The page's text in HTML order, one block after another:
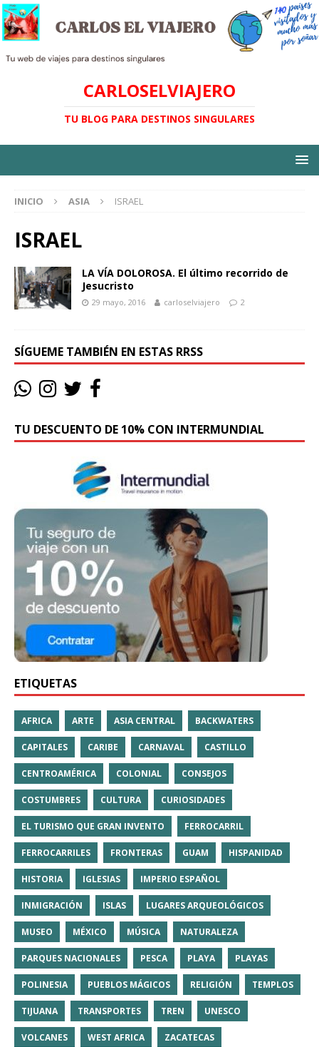
CARLOSELVIAJERO
TU BLOG PARA DESTINOS SINGULARES
INICIO ASIA ISRAEL
ISRAEL
LA VÍA DOLOROSA. El último recorrido de
Jesucristo
29 mayo, 2016 carloselviajero 2
SÍGUEME TAMBIÉN EN ESTAS RRSS
TU DESCUENTO DE 10% CON INTERMUNDIAL
ETIQUETAS
AFRICA ARTE ASIA CENTRAL BACKWATERS
CAPITALES CARIBE CARNAVAL CASTILLO
CENTROAMÉRICA COLONIAL CONSEJOS
COSTUMBRES CULTURA CURIOSIDADES
EL TURISMO QUE GRAN INVENTO FERROCARRIL
FERROCARRILES FRONTERAS GUAM HISPANIDAD
HISTORIA IGLESIAS IMPERIO ESPAÑOL
INMIGRACIÓN ISLAS LUGARES ARQUEOLÓGICOS
MUSEO MÉXICO MÚSICA NATURALEZA
PARQUES NACIONALES PESCA PLAYA PLAYAS
POLINESIA PUEBLOS MÁGICOS RELIGIÓN TEMPLOS
TIJUANA TRANSPORTES TREN UNESCO
VOLCANES WEST AFRICA ZACATECAS